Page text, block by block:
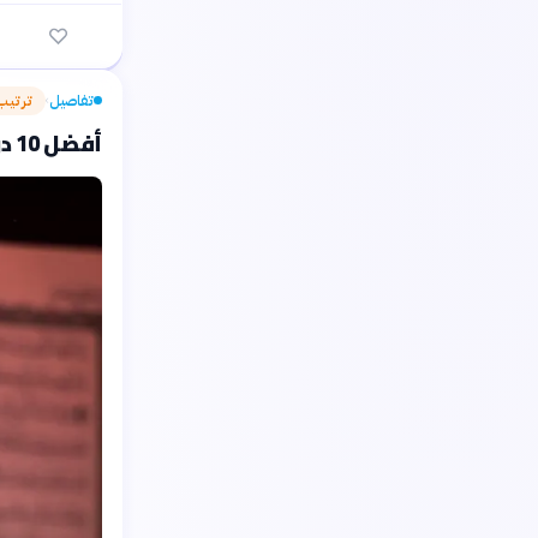
تفاصيل›
أفضل 10 دول عربية في جودة التعليم لعام 2024